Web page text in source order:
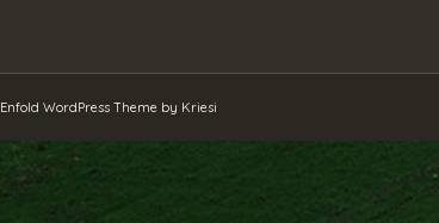
Enfold WordPress Theme by Kriesi